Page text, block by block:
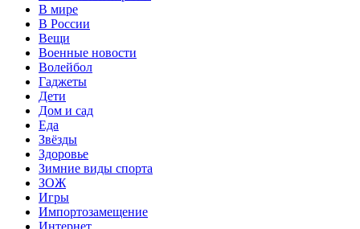
В мире
В России
Вещи
Военные новости
Волейбол
Гаджеты
Дети
Дом и сад
Еда
Звёзды
Здоровье
Зимние виды спорта
ЗОЖ
Игры
Импортозамещение
Интернет